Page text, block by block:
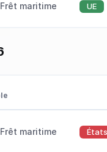
Frêt maritime UE
Frêt maritime